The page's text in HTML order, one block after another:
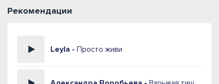
Рекомендации
Leyla - Просто живи